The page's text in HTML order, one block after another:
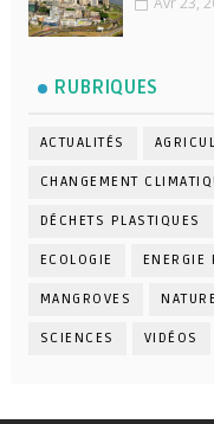
RUBRIQUES
ACTUALITÉS
CHANGEMENT
DÉCHETS PLASTIQUES
ECOLOGIE ENERGIE
MANGROVES NATURE
SCIENCES VIDÉOS